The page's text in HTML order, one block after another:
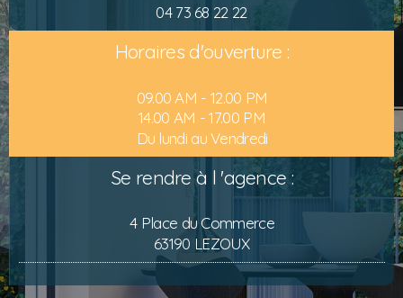
04 73 68 22 22
Horaires d'ouverture :
09.00 AM - 12.00 PM
14.00 AM - 17.00 PM
Du lundi au Vendredi
Se rendre à l 'agence :
4 Place du Commerce
63190 LEZOUX